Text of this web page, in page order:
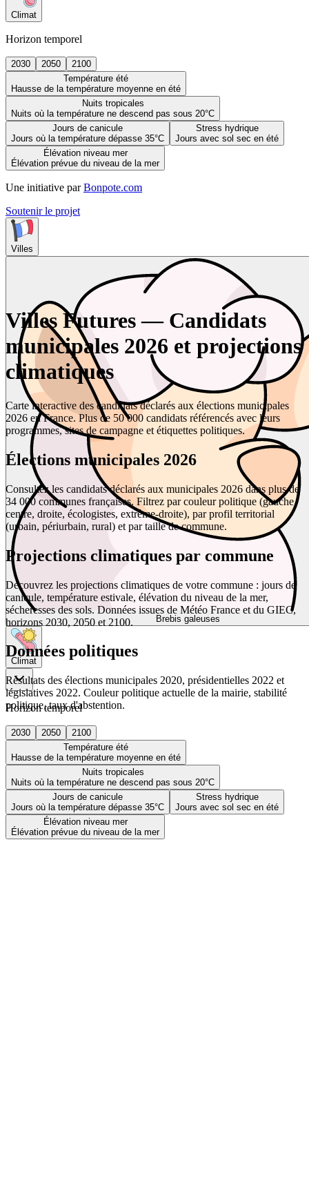
Climat
Horizon temporel
2030 2050
2100
Température été
Hausse de la température moyenne en été
Nuits tropicales
Nuits où la température ne descend pas sous 20°C
Jours de canicule
Jours où la température dépasse 35°C
Stress hydrique
Jours avec sol sec en été
Élévation niveau mer
Élévation prévue du niveau de la mer
Une initiative par Bonpote.com
Soutenir le projet
Villes
Brebis galeuses
Climat
Horizon temporel
2030 2050
2100
Température été
Hausse de la température moyenne en été
Nuits tropicales
Nuits où la température ne descend pas sous 20°C
Jours de canicule
Jours où la température dépasse 35°C
Stress hydrique
Jours avec sol sec en été
Élévation niveau mer
Élévation prévue du niveau de la mer
Villes Futures — Candidats
municipales 2026 et projections
climatiques
Carte interactive des candidats déclarés aux élections municipales
2026 en France. Plus de 50 000 candidats référencés avec leurs
programmes, sites de campagne et étiquettes politiques.
Élections municipales 2026
Consultez les candidats déclarés aux municipales 2026 dans plus de
34 000 communes françaises. Filtrez par couleur politique (gauche,
centre, droite, écologistes, extrême-droite), par profil territorial
(urbain, périurbain, rural) et par taille de commune.
Projections climatiques par commune
Découvrez les projections climatiques de votre commune : jours de
canicule, température estivale, élévation du niveau de la mer,
sécheresses des sols. Données issues de Météo France et du GIEC,
horizons 2030, 2050 et 2100.
Données politiques
Résultats des élections municipales 2020, présidentielles 2022 et
législatives 2022. Couleur politique actuelle de la mairie, stabilité
politique, taux d'abstention.